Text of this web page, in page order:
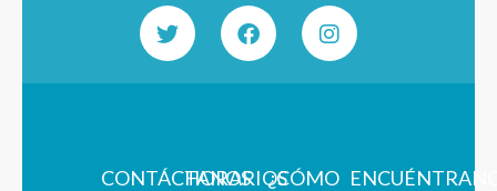
CONTÁCTANOS
HORARIOS¿CÓMO